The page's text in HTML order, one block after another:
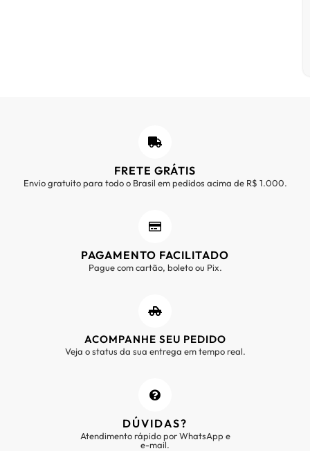
FRETE GRÁTIS
Envio gratuito para todo o Brasil em pedidos acima de R$ 1.000.
PAGAMENTO FACILITADO
Pague com cartão, boleto ou Pix.
ACOMPANHE SEU PEDIDO
Veja o status da sua entrega em tempo real.
DÚVIDAS?
Atendimento rápido por WhatsApp e
e-mail.